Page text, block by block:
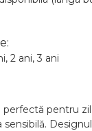
2 ani, 3 ani
pentru